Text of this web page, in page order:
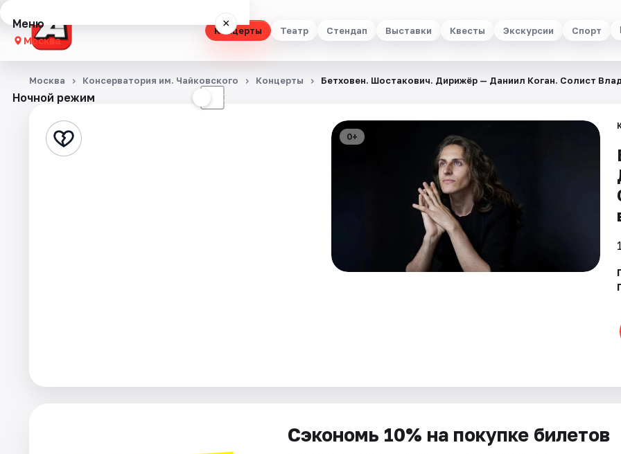
Концерты Театр Стендап Выставки Квесты Экскурсии Спорт
Меню ×
Москва
Концерты
Стендап
Ночной режим ☾
Москва Консерватория им. Чайковского Концерты Бетховен. Шостакович. Дирижёр — Даниил Коган. Солист
0+
Сэкономь 10% на покупке билетов